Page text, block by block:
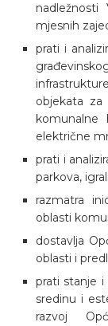
mjesnih
prati i
objekata za
komunalne
električne
prati i
parkova,
razmatra
oblasti
dostavlja
oblasti i
prati stanje i
sredinu i
razvoj